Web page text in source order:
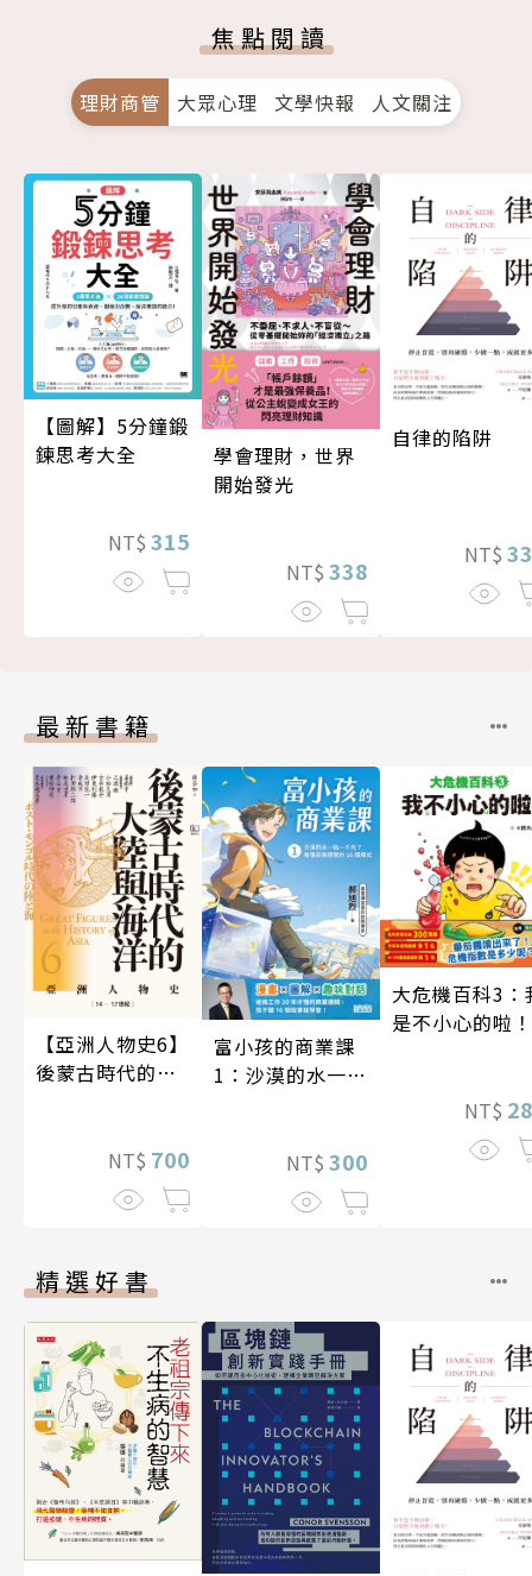
焦點閱讀
理財商管 大眾心理 文學快報 人文關注
【圖解】5分鐘鍛
鍊思考大全
NT$ 315
學會理財，世界
開始發光
NT$ 338
自律的陷阱
NT$
最新書籍
【亞洲人物史6】
後蒙古時代的大
NT$ 700
富小孩的商業課
1：沙漠的水一瓶
NT$ 300
大危機百科3：
是不小心的啦！
NT$
精選好書